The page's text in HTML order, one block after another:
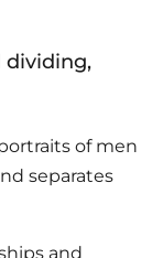
dividing,
of men
separates
and